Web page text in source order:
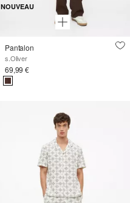
NOUVEAU
Pantalon
s.Oliver
69,99 €